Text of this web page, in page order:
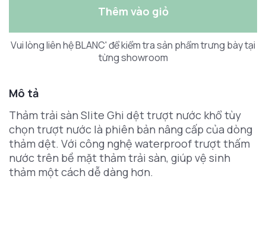
Thêm vào giỏ
Vui lòng liên hệ BLANC' để kiểm tra sản phẩm trưng bày tại
từng showroom
Mô tả
Thảm trải sàn Slite Ghi dệt trượt nước khổ tùy
chọn trượt nước là phiên bản nâng cấp của dòng
thảm dệt. Với công nghệ waterproof trượt thấm
nước trên bề mặt thảm trải sàn, giúp vệ sinh
thảm một cách dễ dàng hơn.